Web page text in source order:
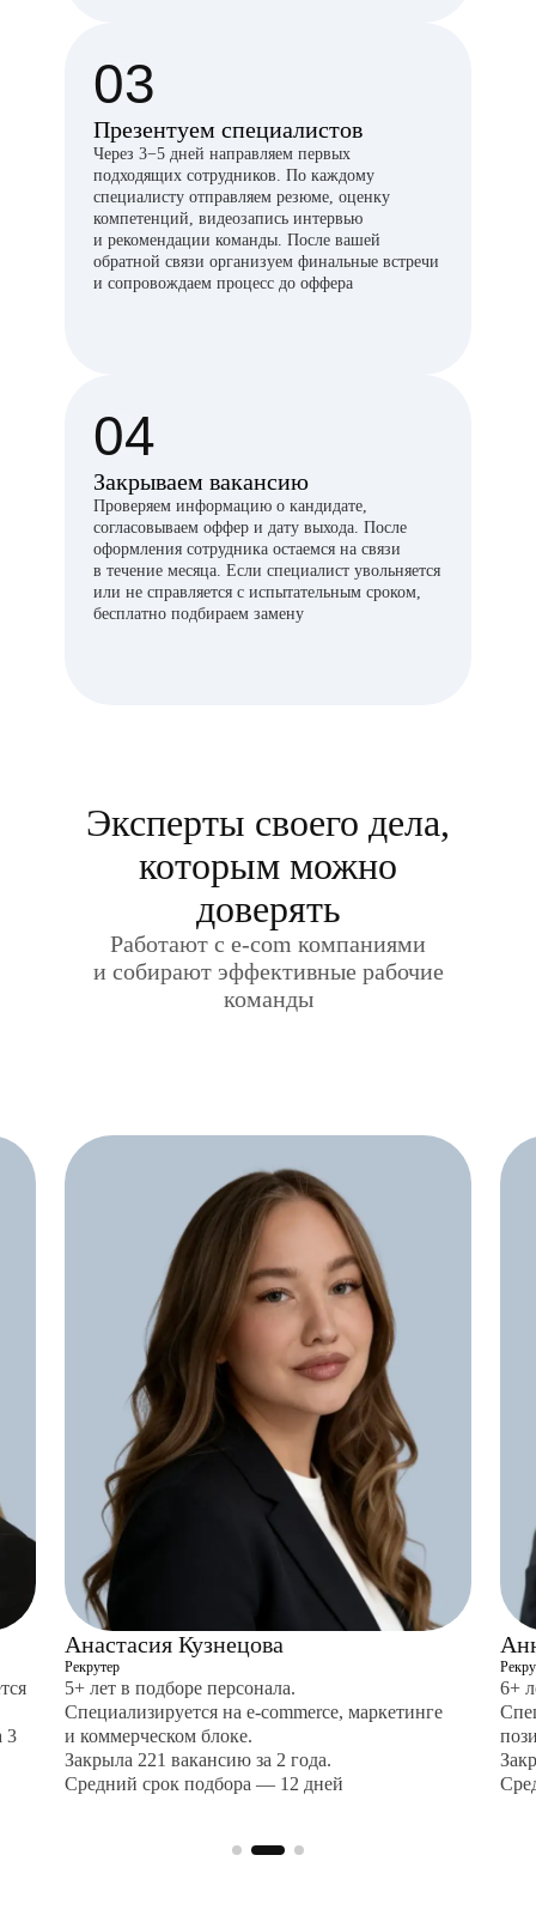
03
Презентуем специалистов
Через 3−5 дней направляем первых
подходящих сотрудников. По каждому
специалисту отправляем резюме, оценку
компетенций, видеозапись интервью
и рекомендации команды. После вашей
обратной связи организуем финальные встречи
и сопровождаем процесс до оффера
04
Закрываем вакансию
Проверяем информацию о кандидате,
согласовываем оффер и дату выхода. После
оформления сотрудника остаемся на связи
в течение месяца. Если специалист увольняется
или не справляется с испытательным сроком,
бесплатно подбираем замену
3
Анастасия Кузнецова
Рекрутер
5+ лет в подборе персонала.
Специализируется на e-commerce, маркетинге
и коммерческом блоке.
Закрыла 221 вакансию за 2 года.
Средний срок подбора — 12 дней
6+
Эксперты своего дела,
которым можно
доверять
Работают c e-com компаниями
и собирают эффективные рабочие
команды
Частые вопросы